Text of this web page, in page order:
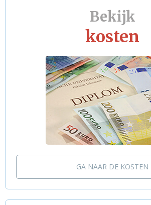
Bekijk
kosten
GA NAAR DE KOSTEN